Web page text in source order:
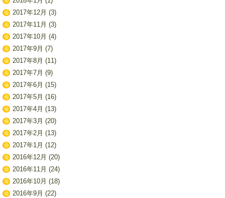
2017年12月 (3)
2017年11月 (3)
2017年10月 (4)
2017年9月 (7)
2017年8月 (11)
2017年7月 (9)
2017年6月 (15)
2017年5月 (16)
2017年4月 (13)
2017年3月 (20)
2017年2月 (13)
2017年1月 (12)
2016年12月 (20)
2016年11月 (24)
2016年10月 (18)
2016年9月 (22)